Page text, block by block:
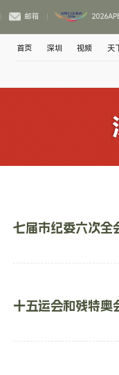
邮箱
首页 深圳 视频 天
七届市纪委六次全
十五运会和残特奥